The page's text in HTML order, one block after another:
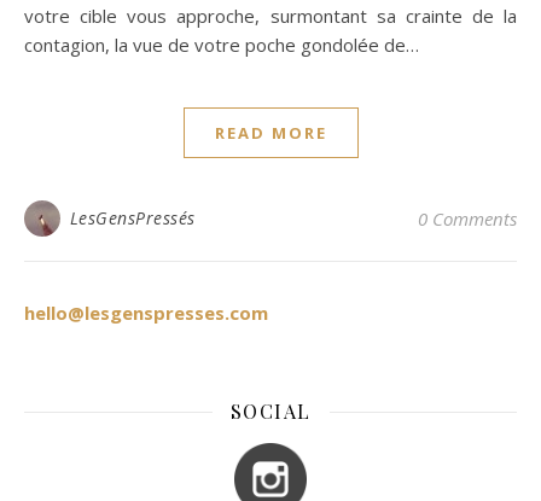
votre cible vous approche, surmontant sa crainte de la
contagion, la vue de votre poche gondolée de…
READ MORE
LesGensPressés 0 Comments
hello@lesgenspresses.com
SOCIAL